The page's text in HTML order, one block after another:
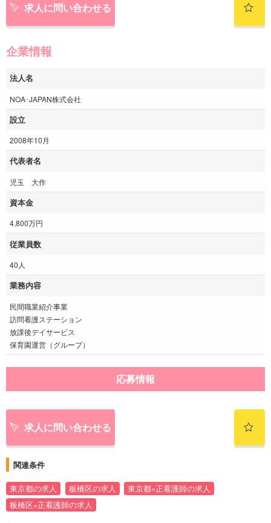
求人に問い合わせる
企業情報
法人名
NOA･JAPAN株式会社
設立
2008年10月
代表者名
児玉 大作
資本金
4,800万円
従業員数
40人
業務内容
民間職業紹介事業
訪問看護ステーション
放課後デイサービス
保育園運営（グループ）
応募情報
求人に問い合わせる
関連条件
東京都の求人 板橋区の求人
東京都×正看護師の求人
板橋区×正看護師の求人